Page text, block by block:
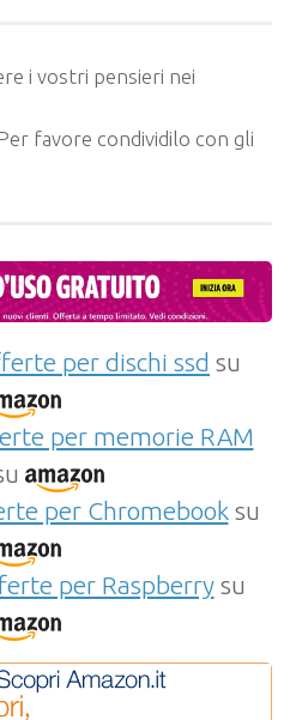
i vostri pensieri nei
favore condividilo con gli
per dischi ssd su
per memorie RAM
per Chromebooksu
per Raspberrysu